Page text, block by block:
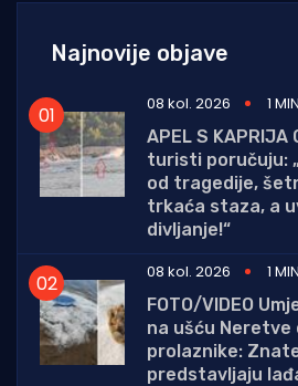
Najnovije objave
08 kol. 2026
1
APEL S
turisti poručuju:
od tragedije,
trkaća staza, a
divljanje!“
08 kol. 2026
1
FOTO/VIDEO
na ušću Neretve
prolaznike:
predstavljaju